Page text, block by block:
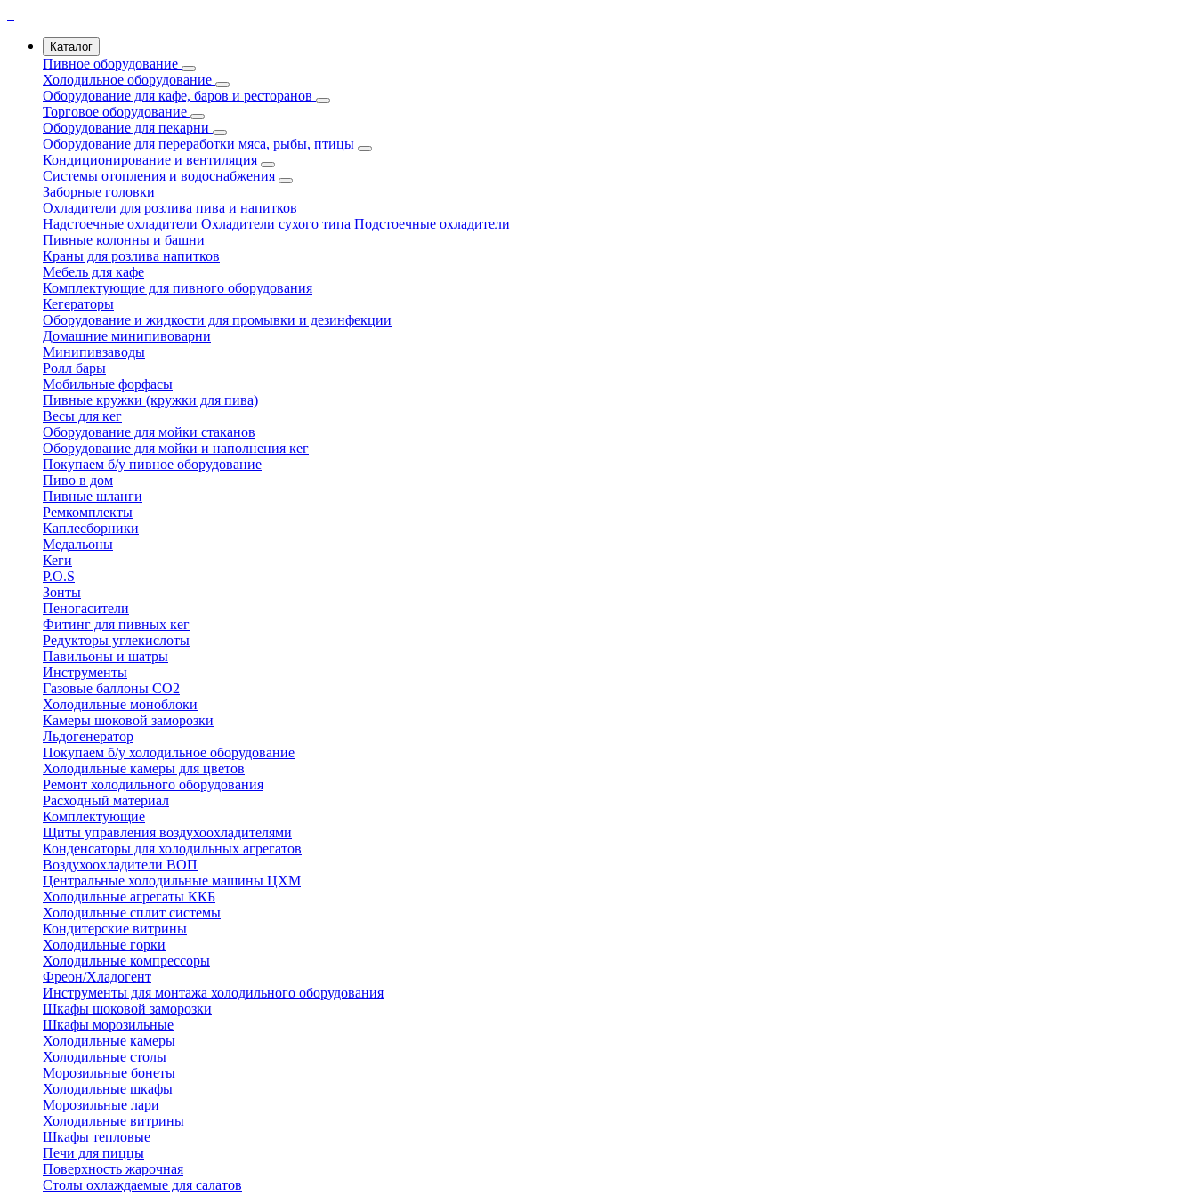
Каталог
Пивное оборудование
Холодильное оборудование
Оборудование для кафе, баров и ресторанов
Торговое оборудование
Оборудование для пекарни
Оборудование для переработки мяса, рыбы, птицы
Кондиционирование и вентиляция
Системы отопления и водоснабжения
Заборные головки
Охладители для розлива пива и напитков
Надстоечные охладители Охладители сухого типа Подстоечные охладители
Пивные колонны и башни
Краны для розлива напитков
Мебель для кафе
Комплектующие для пивного оборудования
Кегераторы
Оборудование и жидкости для промывки и дезинфекции
Домашние минипивоварни
Минипивзаводы
Ролл бары
Мобильные форфасы
Пивные кружки (кружки для пива)
Весы для кег
Оборудование для мойки стаканов
Оборудование для мойки и наполнения кег
Покупаем б/у пивное оборудование
Пиво в дом
Пивные шланги
Ремкомплекты
Каплесборники
Медальоны
Кеги
P.O.S
Зонты
Пеногасители
Фитинг для пивных кег
Редукторы углекислоты
Павильоны и шатры
Инструменты
Газовые баллоны CO2
Холодильные моноблоки
Камеры шоковой заморозки
Льдогенератор
Покупаем б/у холодильное оборудование
Холодильные камеры для цветов
Ремонт холодильного оборудования
Расходный материал
Комплектующие
Щиты управления воздухоохладителями
Конденсаторы для холодильных агрегатов
Воздухоохладители ВОП
Центральные холодильные машины ЦХМ
Холодильные агрегаты ККБ
Холодильные cплит системы
Кондитерские витрины
Холодильные горки
Холодильные компрессоры
Фреон/Хладогент
Инструменты для монтажа холодильного оборудования
Шкафы шоковой заморозки
Шкафы морозильные
Холодильные камеры
Холодильные столы
Морозильные бонеты
Холодильные шкафы
Морозильные лари
Холодильные витрины
Шкафы тепловые
Печи для пиццы
Поверхность жарочная
Столы охлаждаемые для салатов